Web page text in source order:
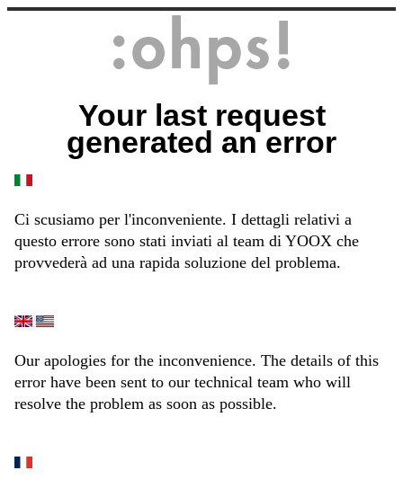
Your last request
generated an error
Ci scusiamo per l'inconveniente. I dettagli relativi a
questo errore sono stati inviati al team di YOOX che
provvederà ad una rapida soluzione del problema.
Our apologies for the inconvenience. The details of this
error have been sent to our technical team who will
resolve the problem as soon as possible.